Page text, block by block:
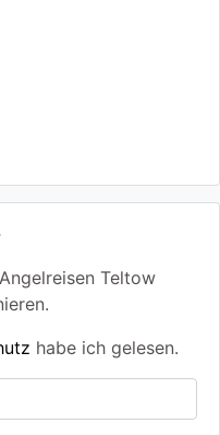
Angelreisen Teltow
habe ich gelesen.